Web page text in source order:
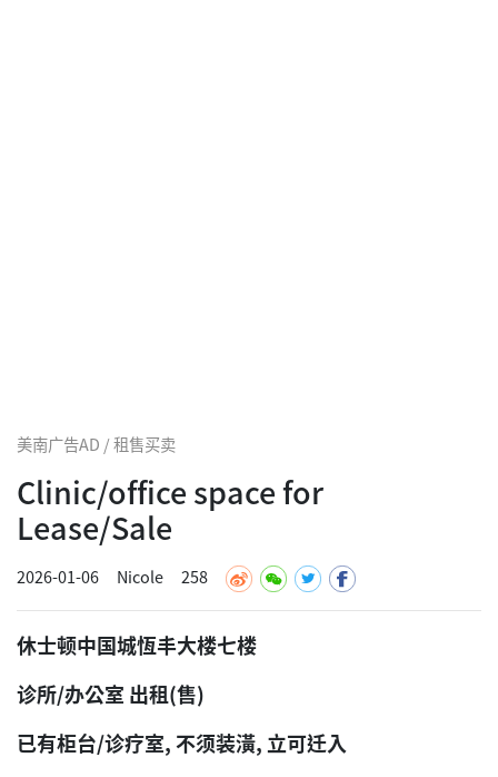
美南广告AD / 租售买卖
Clinic/office space for
Lease/Sale
2026-01-06 Nicole 258
休士顿中国城恆丰大楼七楼
诊所/办公室 出租(售)
已有柜台/诊疗室, 不须装潢, 立可迁入